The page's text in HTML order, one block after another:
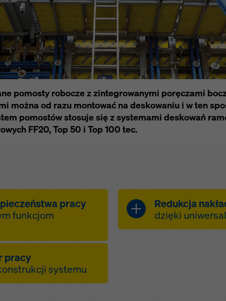
pomosty robocze z zintegrowanymi poręczami
można od razu montować na deskowaniu i w ten
pomostów stosuje się z systemami deskowań
FF20, Top 50 i Top 100 tec.
pracy
funkcjom
dzięki
na leżącym
pracy
systemu
Redukcja
dzięki
pliki cookie, które wymagają zgody, klikając „Odrzuć” lub
swoje
ustawienia plików cookie
, klikając ustawienia
dole tej witryny i korzystając z odpowiednich pól wyboru.
w dowolnym momencie ze skutkiem na przyszłość i
przyczyny, klikającustawienia plików cookie na dole tej
na temat naszych plików cookie można znaleźć w
ustawienia plików cookie).